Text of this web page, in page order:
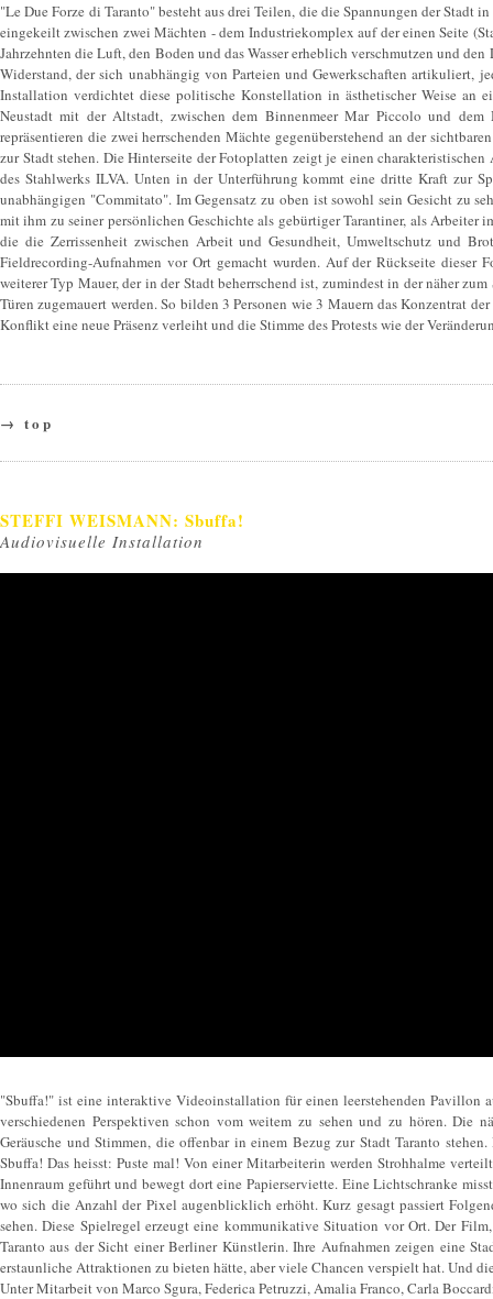
"Le Due Forze di Taranto" besteht aus drei Teilen, die die Spannungen der
eingekeilt zwischen zwei Mächten - dem Industriekomplex auf der einen Seite
Jahrzehnten die Luft, den Boden und das Wasser erheblich verschmutzen und
Widerstand, der sich unabhängig von Parteien und Gewerkschaften artikuliert,
Installation verdichtet diese politische Konstellation in ästhetischer Weise an
Neustadt mit der Altstadt, zwischen dem Binnenmeer Mar Piccolo und
repräsentieren die zwei herrschenden Mächte gegenüberstehend an der
zur Stadt stehen. Die Hinterseite der Fotoplatten zeigt je einen
des Stahlwerks ILVA. Unten in der Unterführung kommt eine dritte Kraft zur
unabhängigen "Commitato". Im Gegensatz zu oben ist sowohl sein Gesicht zu
mit ihm zu seiner persönlichen Geschichte als gebürtiger Tarantiner, als
die die Zerrissenheit zwischen Arbeit und Gesundheit, Umweltschutz und
Fieldrecording-Aufnahmen vor Ort gemacht wurden. Auf der Rückseite
weiterer Typ Mauer, der in der Stadt beherrschend ist, zumindest in der näher
Türen zugemauert werden. So bilden 3 Personen wie 3 Mauern das Konzentrat
Konflikt eine neue Präsenz verleiht und die Stimme des Protests wie der
→ top
STEFFI WEISMANN: Sbuffa!
Audiovisuelle Installation
"Sbuffa!" ist eine interaktive Videoinstallation für einen leerstehenden Pavillon
verschiedenen Perspektiven schon vom weitem zu sehen und zu hören. Die
Geräusche und Stimmen, die offenbar in einem Bezug zur Stadt Taranto
Sbuffa! Das heisst: Puste mal! Von einer Mitarbeiterin werden Strohhalme
Innenraum geführt und bewegt dort eine Papierserviette. Eine Lichtschranke
wo sich die Anzahl der Pixel augenblicklich erhöht. Kurz gesagt passiert
sehen. Diese Spielregel erzeugt eine kommunikative Situation vor Ort. Der
Taranto aus der Sicht einer Berliner Künstlerin. Ihre Aufnahmen zeigen eine
erstaunliche Attraktionen zu bieten hätte, aber viele Chancen verspielt hat. Und
Unter Mitarbeit von Marco Sgura, Federica Petruzzi, Amalia Franco, Carla